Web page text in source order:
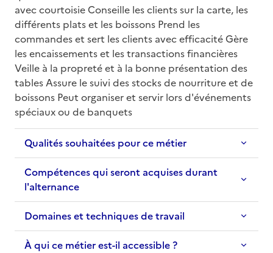
avec courtoisie Conseille les clients sur la carte, les
différents plats et les boissons Prend les
commandes et sert les clients avec efficacité Gère
les encaissements et les transactions financières
Veille à la propreté et à la bonne présentation des
tables Assure le suivi des stocks de nourriture et de
boissons Peut organiser et servir lors d'événements
spéciaux ou de banquets
Qualités souhaitées pour ce métier
Compétences qui seront acquises durant
l'alternance
Domaines et techniques de travail
À qui ce métier est-il accessible ?